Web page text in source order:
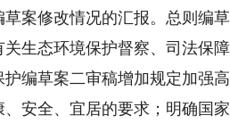
案修改情况的汇报。总则编
生态环境保护督察、司法保
编草案二审稿增加规定加强
安全、宜居的要求；明确国